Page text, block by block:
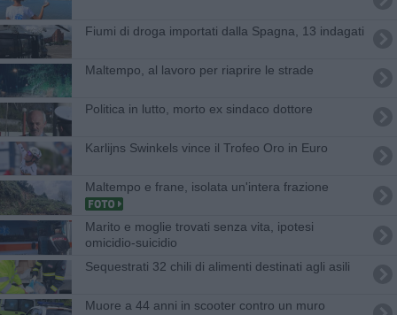
Fiumi di droga importati dalla Spagna, 13 indagati
Maltempo, al lavoro per riaprire le strade
Politica in lutto, morto ex sindaco dottore
​Karlijns Swinkels vince il Trofeo Oro in Euro
Maltempo e frane, isolata un'intera frazione
Marito e moglie trovati senza vita, ipotesi
omicidio-suicidio
Sequestrati 32 chili di alimenti destinati agli asili
Muore a 44 anni in scooter contro un muro